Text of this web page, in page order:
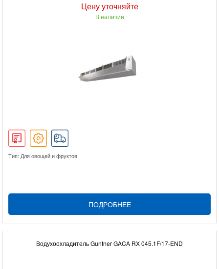
Цену уточняйте
В наличии
Тип: Для овощей и фруктов
ПОДРОБНЕЕ
Водухоохладитель Guntner GACA RX 045.1F/17-END